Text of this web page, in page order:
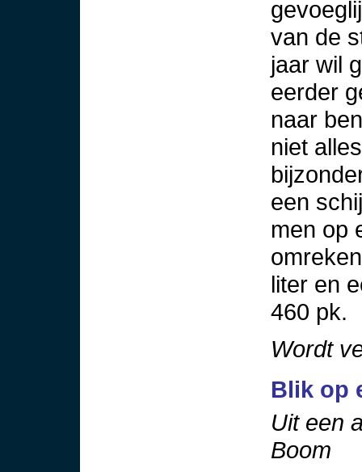
van de
jaar wil
eerder
naar
niet
een
men op
liter en
460 pk.
Wordt
Blik op
Uit een
Boom